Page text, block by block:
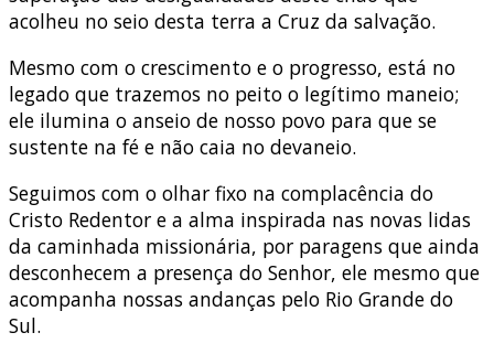
acolheu no seio desta terra a Cruz da salvação.
Mesmo com o crescimento e o progresso, está no
legado que trazemos no peito o legítimo maneio;
ele ilumina o anseio de nosso povo para que se
sustente na fé e não caia no devaneio.
Seguimos com o olhar fixo na complacência do
Cristo Redentor e a alma inspirada nas novas lidas
da caminhada missionária, por paragens que ainda
desconhecem a presença do Senhor, ele mesmo que
acompanha nossas andanças pelo Rio Grande do
Sul.